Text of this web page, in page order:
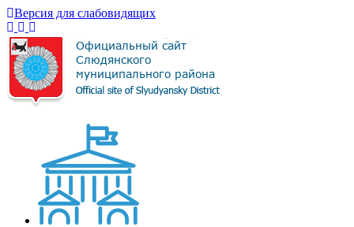
Версия для слабовидящих